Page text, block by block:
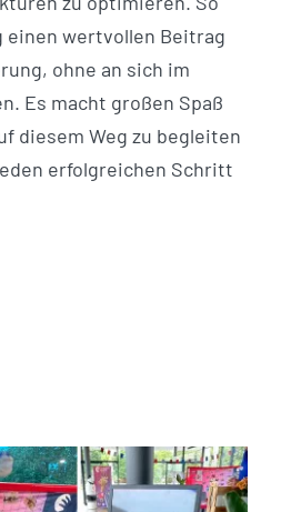
wertvollen Beitrag
ohne an sich im
Es macht großen Spaß
diesem Weg zu begleiten
erfolgreichen Schritt